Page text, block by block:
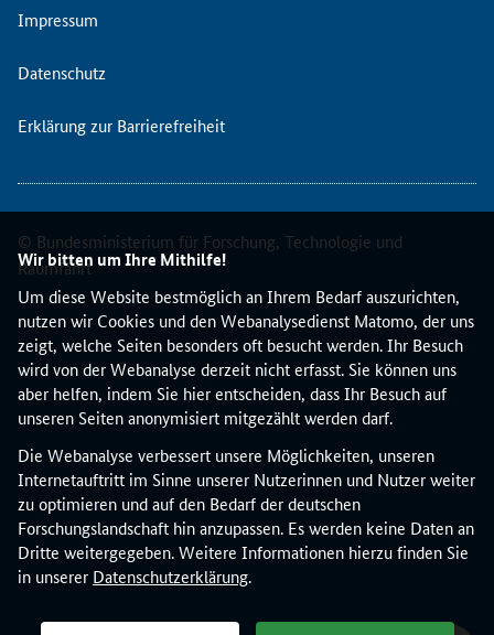
Wir bitten um Ihre Mithilfe!
Um diese Website bestmöglich an Ihrem Bedarf auszurichten,
nutzen wir Cookies und den Webanalysedienst Matomo, der uns
zeigt, welche Seiten besonders oft besucht werden. Ihr Besuch
wird von der Webanalyse derzeit nicht erfasst. Sie können uns
aber helfen, indem Sie hier entscheiden, dass Ihr Besuch auf
unseren Seiten anonymisiert mitgezählt werden darf.
Die Webanalyse verbessert unsere Möglichkeiten, unseren
Internetauftritt im Sinne unserer Nutzerinnen und Nutzer weiter
zu optimieren und auf den Bedarf der deutschen
Forschungslandschaft hin anzupassen. Es werden keine Daten an
Dritte weitergegeben. Weitere Informationen hierzu finden Sie
in unserer Datenschutzerklärung.
n
r
i
r
t
n
d
i
e
s
e
r
O
n
l
i
n
e
-
Impressum
Datenschutz
Erklärung zur Barrierefreiheit
© Bundesministerium für Forschung, Technologie und
Raumfahrt